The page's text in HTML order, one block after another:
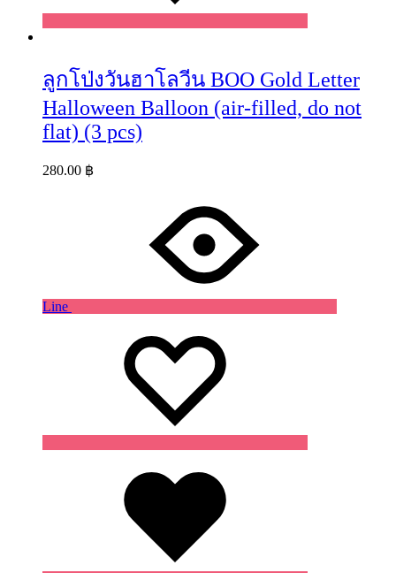
ลูกโป่งวันฮาโลวีน BOO Gold Letter
Halloween Balloon (air-filled, do not
flat) (3 pcs)
280.00 ฿
Line